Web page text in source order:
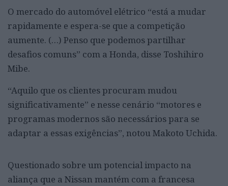
O mercado do automóvel elétrico “está a mudar
rapidamente e espera-se que a competição
aumente. (…) Penso que podemos partilhar
desafios comuns” com a Honda, disse Toshihiro
Mibe.
“Aquilo que os clientes procuram mudou
significativamente” e nesse cenário “motores e
programas modernos são necessários para se
adaptar a essas exigências”, notou Makoto Uchida.
Questionado sobre um potencial impacto na
aliança que a Nissan mantém com a francesa